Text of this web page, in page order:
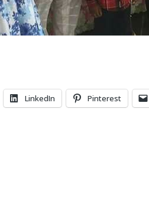
LinkedIn Pinterest